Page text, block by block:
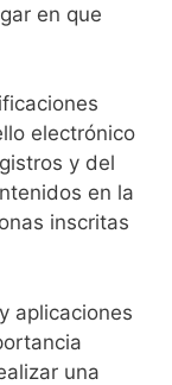
en que
electrónico
y del
en la
inscritas
aplicaciones
una